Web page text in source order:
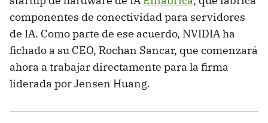
componentes de conectividad para servidores
de IA. Como parte de ese acuerdo, NVIDIA ha
fichado a su CEO, Rochan Sancar, que comenzará
ahora a trabajar directamente para la firma
liderada por Jensen Huang.